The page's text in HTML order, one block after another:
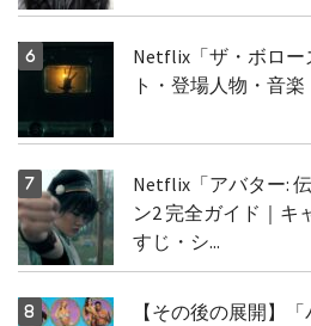
Netflix「ザ・ボロー
ト・登場人物・音
Netflix「アバター:
ン2 完全ガイド｜キ
すじ・シ...
【その後の展開】